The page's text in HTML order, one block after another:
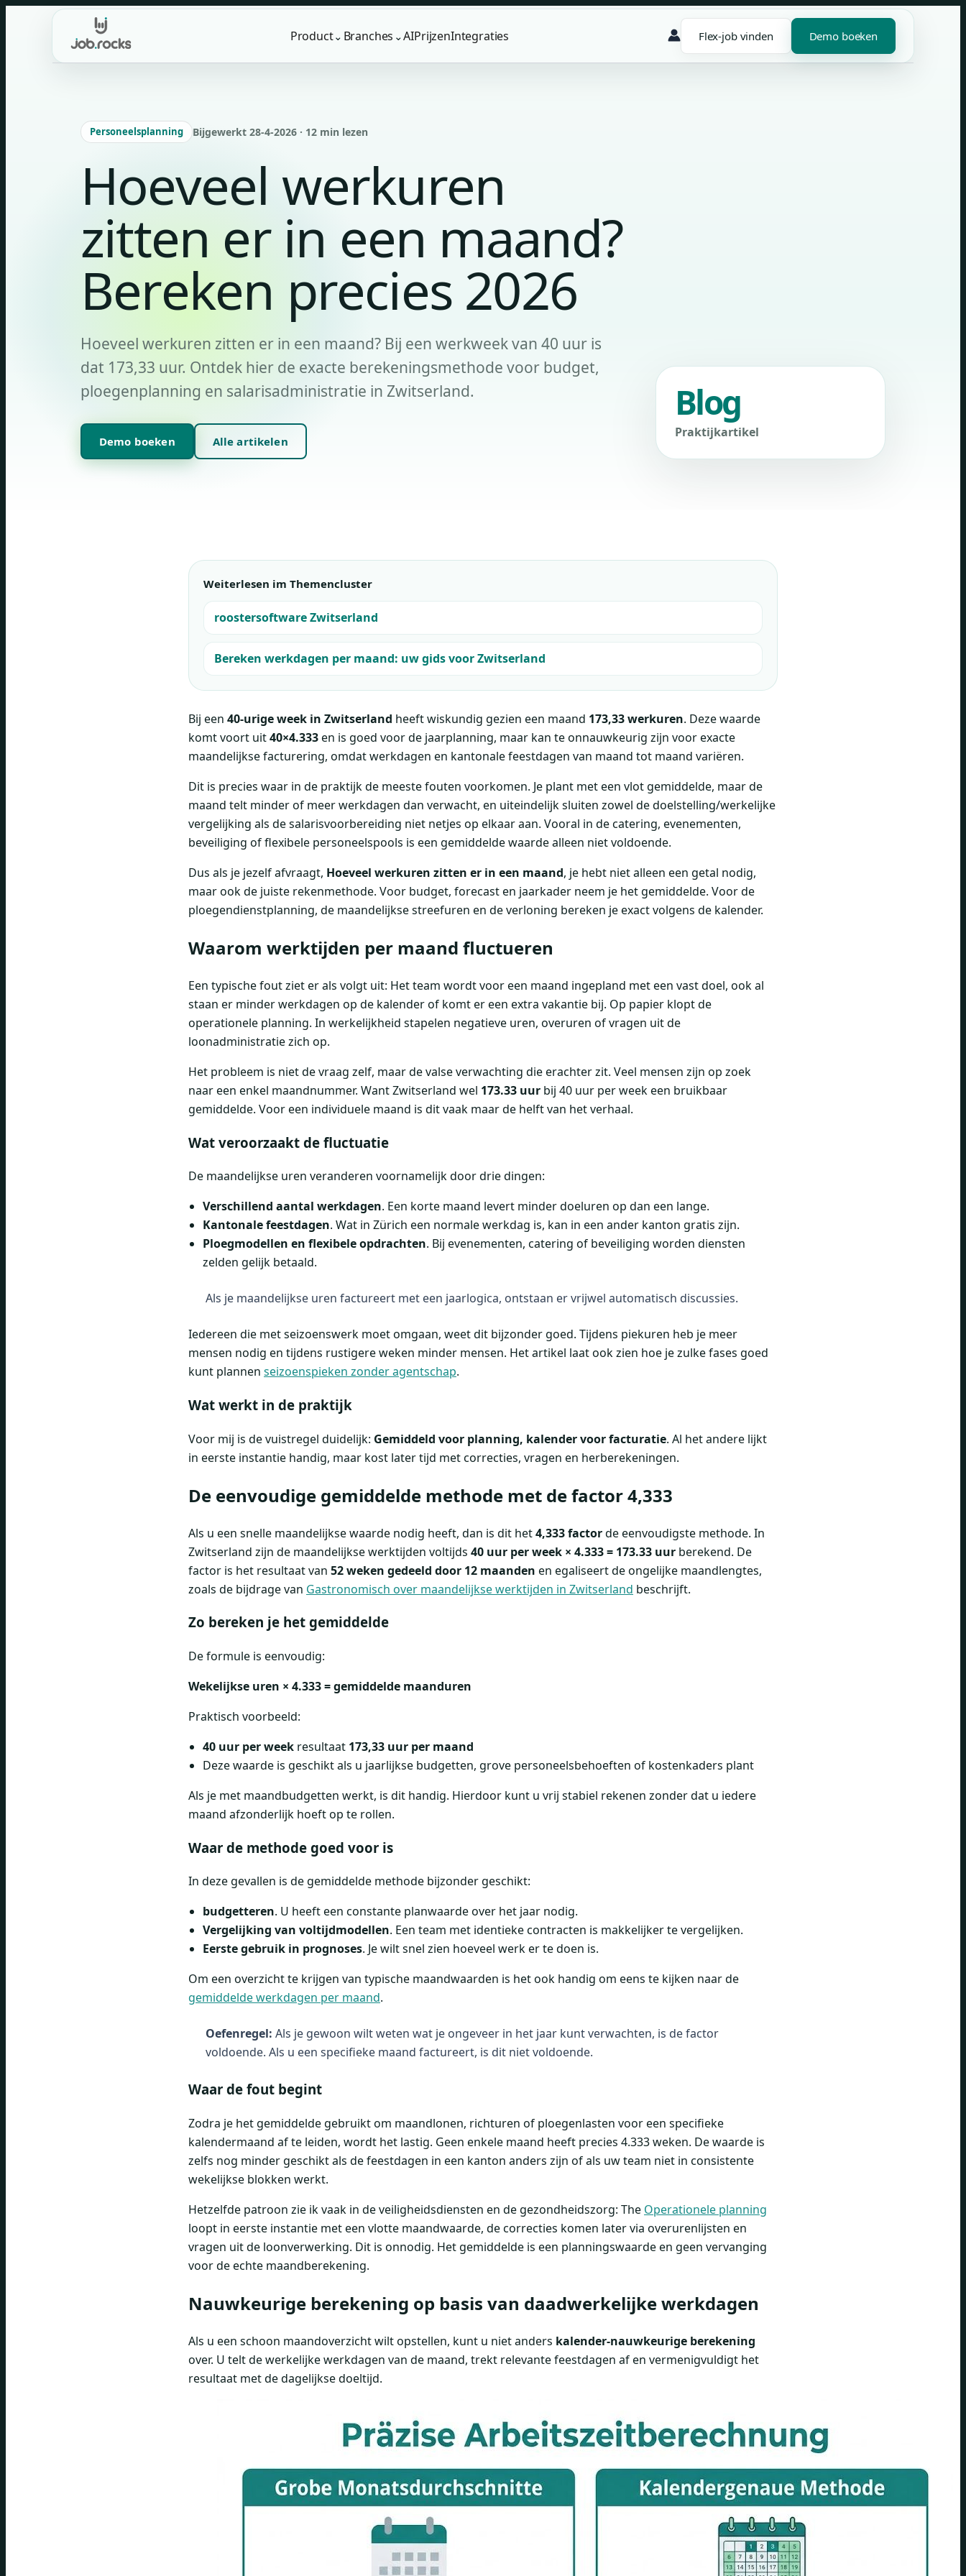
Product⌄ Branches ⌄AIPrijzenIntegraties Flex-job vinden Demo boeken
Personeelsplanning Bijgewerkt 28-4-2026 · 12 min lezen
Hoeveel werkuren
zitten er in een maand?
Bereken precies 2026
Hoeveel werkuren zitten er in een maand? Bij een werkweek van 40 uur is
dat 173,33 uur. Ontdek hier de exacte berekeningsmethode voor budget,
ploegenplanning en salarisadministratie in Zwitserland.
Demo boeken Alle artikelen
Blog
Praktijkartikel
Weiterlesen im Themencluster
roostersoftware Zwitserland
Bereken werkdagen per maand: uw gids voor Zwitserland
Bij een 40-urige week in Zwitserland heeft wiskundig gezien een maand 173,33 werkuren. Deze waarde
komt voort uit40×4.333en is goed voor de jaarplanning, maar kan te onnauwkeurig zijn voor exacte
maandelijkse facturering, omdat werkdagen en kantonale feestdagen van maand tot maand variëren.
Dit is precies waar in de praktijk de meeste fouten voorkomen. Je plant met een vlot gemiddelde, maar de
maand telt minder of meer werkdagen dan verwacht, en uiteindelijk sluiten zowel de doelstelling/werkelijke
vergelijking als de salarisvoorbereiding niet netjes op elkaar aan. Vooral in de catering, evenementen,
beveiliging of flexibele personeelspools is een gemiddelde waarde alleen niet voldoende.
Dus als je jezelf afvraagt, Hoeveel werkuren zitten er in een maand, je hebt niet alleen een getal nodig,
maar ook de juiste rekenmethode. Voor budget, forecast en jaarkader neem je het gemiddelde. Voor de
ploegendienstplanning, de maandelijkse streefuren en de verloning bereken je exact volgens de kalender.
Waarom werktijden per maand fluctueren
Een typische fout ziet er als volgt uit: Het team wordt voor een maand ingepland met een vast doel, ook al
staan ​​er minder werkdagen op de kalender of komt er een extra vakantie bij. Op papier klopt de
operationele planning. In werkelijkheid stapelen negatieve uren, overuren of vragen uit de
loonadministratie zich op.
Het probleem is niet de vraag zelf, maar de valse verwachting die erachter zit. Veel mensen zijn op zoek
naar een enkel maandnummer. Want Zwitserland wel 173.33 uur bij 40 uur per week een bruikbaar
gemiddelde. Voor een individuele maand is dit vaak maar de helft van het verhaal.
Wat veroorzaakt de fluctuatie
De maandelijkse uren veranderen voornamelijk door drie dingen:
Verschillend aantal werkdagen. Een korte maand levert minder doeluren op dan een lange.
Kantonale feestdagen. Wat in Zürich een normale werkdag is, kan in een ander kanton gratis zijn.
Ploegmodellen en flexibele opdrachten. Bij evenementen, catering of beveiliging worden diensten
zelden gelijk betaald.
Als je maandelijkse uren factureert met een jaarlogica, ontstaan ​​er vrijwel automatisch discussies.
Iedereen die met seizoenswerk moet omgaan, weet dit bijzonder goed. Tijdens piekuren heb je meer
mensen nodig en tijdens rustigere weken minder mensen. Het artikel laat ook zien hoe je zulke fases goed
kunt plannen seizoenspieken zonder agentschap.
Wat werkt in de praktijk
Voor mij is de vuistregel duidelijk: Gemiddeld voor planning, kalender voor facturatie. Al het andere lijkt
in eerste instantie handig, maar kost later tijd met correcties, vragen en herberekeningen.
De eenvoudige gemiddelde methode met de factor 4,333
Als u een snelle maandelijkse waarde nodig heeft, dan is dit het4,333 factorde eenvoudigste methode. In
Zwitserland zijn de maandelijkse werktijden voltijds 40 uur per week × 4.333 = 173.33 uur berekend. De
factor is het resultaat van 52 weken gedeeld door 12 maanden en egaliseert de ongelijke maandlengtes,
zoals de bijdrage van Gastronomisch over maandelijkse werktijden in Zwitserland beschrijft.
Zo bereken je het gemiddelde
De formule is eenvoudig:
Wekelijkse uren × 4.333 = gemiddelde maanduren
Praktisch voorbeeld:
40 uur per week resultaat 173,33 uur per maand
Deze waarde is geschikt als u jaarlijkse budgetten, grove personeelsbehoeften of kostenkaders plant
Als je met maandbudgetten werkt, is dit handig. Hierdoor kunt u vrij stabiel rekenen zonder dat u iedere
maand afzonderlijk hoeft op te rollen.
Waar de methode goed voor is
In deze gevallen is de gemiddelde methode bijzonder geschikt:
budgetteren. U heeft een constante planwaarde over het jaar nodig.
Vergelijking van voltijdmodellen. Een team met identieke contracten is makkelijker te vergelijken.
Eerste gebruik in prognoses. Je wilt snel zien hoeveel werk er te doen is.
Om een ​​overzicht te krijgen van typische maandwaarden is het ook handig om eens te kijken naar de
gemiddelde werkdagen per maand.
Oefenregel: Als je gewoon wilt weten wat je ongeveer in het jaar kunt verwachten, is de factor
voldoende. Als u een specifieke maand factureert, is dit niet voldoende.
Waar de fout begint
Zodra je het gemiddelde gebruikt om maandlonen, richturen of ploegenlasten voor een specifieke
kalendermaand af te leiden, wordt het lastig. Geen enkele maand heeft precies 4.333 weken. De waarde is
zelfs nog minder geschikt als de feestdagen in een kanton anders zijn of als uw team niet in consistente
wekelijkse blokken werkt.
Hetzelfde patroon zie ik vaak in de veiligheidsdiensten en de gezondheidszorg: The Operationele planning
loopt in eerste instantie met een vlotte maandwaarde, de correcties komen later via overurenlijsten en
vragen uit de loonverwerking. Dit is onnodig. Het gemiddelde is een planningswaarde en geen vervanging
voor de echte maandberekening.
Nauwkeurige berekening op basis van daadwerkelijke werkdagen
Als u een schoon maandoverzicht wilt opstellen, kunt u niet anders kalender-nauwkeurige berekening
over. U telt de werkelijke werkdagen van de maand, trekt relevante feestdagen af ​​en vermenigvuldigt het
resultaat met de dagelijkse doeltijd.